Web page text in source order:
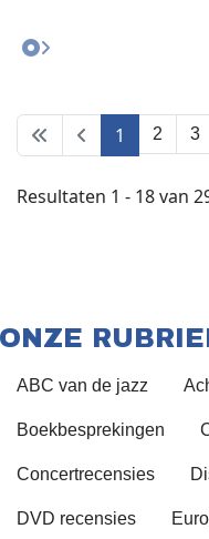
1 2 3
Resultaten 1 - 18 van
ONZE
ABC van de jazz
Boekbesprekingen
Concertrecensies
DVD recensies